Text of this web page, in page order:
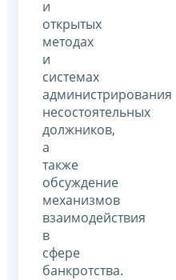
и
открытых
методах
и
системах
администрирования
несостоятельных
должников,
а
также
обсуждение
механизмов
взаимодействия
в
сфере
банкротства.